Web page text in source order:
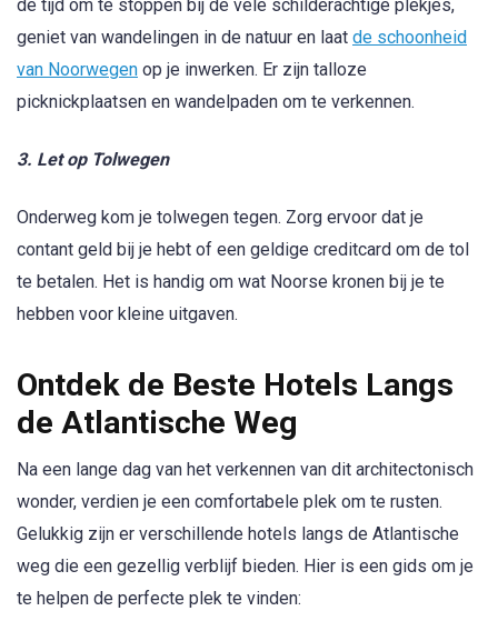
de tijd om te stoppen bij de vele schilderachtige plekjes,
geniet van wandelingen in de natuur en laat de schoonheid
van Noorwegen op je inwerken. Er zijn talloze
picknickplaatsen en wandelpaden om te verkennen.
3. Let op Tolwegen
Onderweg kom je tolwegen tegen. Zorg ervoor dat je
contant geld bij je hebt of een geldige creditcard om de tol
te betalen. Het is handig om wat Noorse kronen bij je te
hebben voor kleine uitgaven.
Ontdek de Beste Hotels Langs
de Atlantische Weg
Na een lange dag van het verkennen van dit architectonisch
wonder, verdien je een comfortabele plek om te rusten.
Gelukkig zijn er verschillende hotels langs de Atlantische
weg die een gezellig verblijf bieden. Hier is een gids om je
te helpen de perfecte plek te vinden: